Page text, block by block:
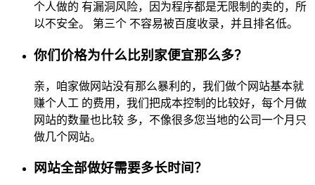
个人做的 有漏洞风险，因为程序都是无限制的卖的，所
以不安全。 第三个 不容易被百度收录，并且排名低。
你们价格为什么比别家便宜那么多？
亲，咱家做网站没有那么暴利的，我们做个网站基本就
赚个人工 的费用，我们把成本控制的比较好，每个月做
网站的数量也比较 多，不像很多您当地的公司一个月只
做几个网站。
网站全部做好需要多长时间？